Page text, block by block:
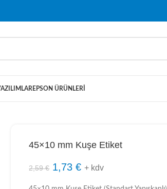
EPSON ÜRÜNLERI
45×10 mm Kuşe Etiket
2,59€ 1,73€ + kdv